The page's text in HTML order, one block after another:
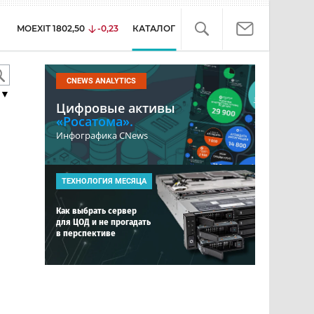
MOEXIT 1802,50 -0,23 КАТАЛОГ
CNEWS ANALYTICS
Цифровые активы
«Росатома».
Инфографика CNews
ТЕХНОЛОГИЯ МЕСЯЦА
Как выбрать сервер
для ЦОД и не прогадать
в перспективе